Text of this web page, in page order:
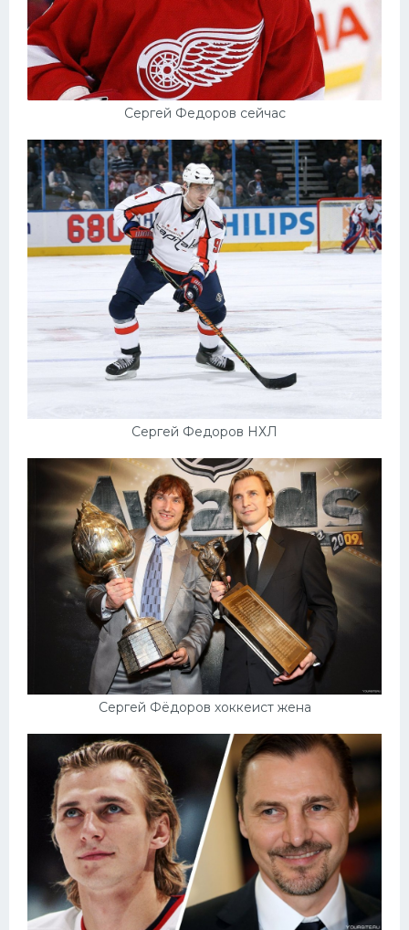
Сергей Федоров сейчас
Сергей Федоров НХЛ
Сергей Фёдоров хоккеист жена